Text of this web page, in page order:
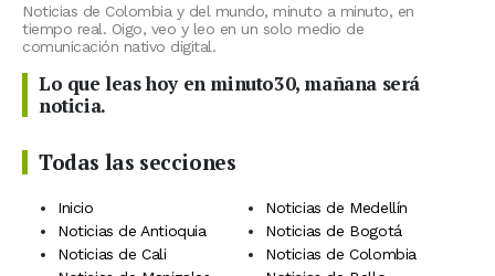
Noticias de Colombia y del mundo, minuto a minuto, en
tiempo real. Oigo, veo y leo en un solo medio de
comunicación nativo digital.
Lo que leas hoy en minuto30, mañana será
noticia.
Todas las secciones
Inicio
Noticias de Medellín
Noticias de Antioquia
Noticias de Bogotá
Noticias de Cali
Noticias de Colombia